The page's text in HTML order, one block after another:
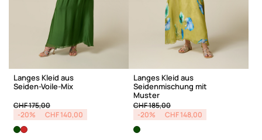
Langes Kleid aus
Seiden-Voile-Mix
Price reduced from
CHF 175,00to
-20%
CHF 140,00
Langes Kleid aus
Seidenmischung mit
Muster
Price reduced from
CHF 185,00to
-20%
CHF 148,00